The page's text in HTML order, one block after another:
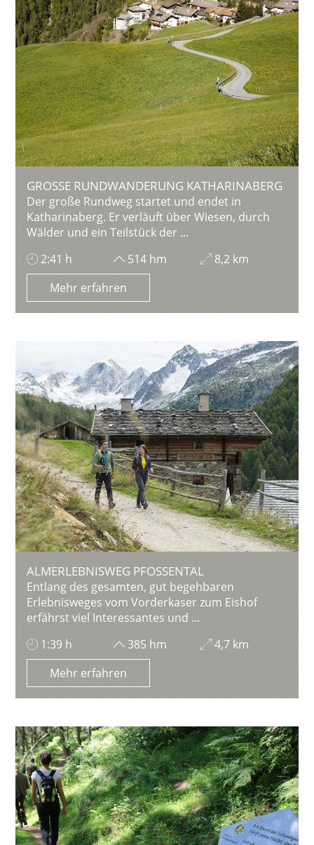
GROSSE RUNDWANDERUNG KATHARINABERG
Der große Rundweg startet und endet in
Katharinaberg. Er verläuft über Wiesen, durch
Wälder und ein Teilstück der ...
2:41 h
514 hm
8,2 km
Mehr erfahren
ALMERLEBNISWEG PFOSSENTAL
Entlang des gesamten, gut begehbaren
Erlebnisweges vom Vorderkaser zum Eishof
erfährst viel Interessantes und ...
1:39 h
385 hm
4,7 km
Mehr erfahren